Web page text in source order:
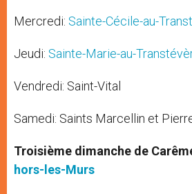
Mercredi: Sainte-Cécile-au-
Jeudi: Sainte-Marie-au-
Vendredi: Saint-Vital
Samedi: Saints Marcellin et
Troisième dimanche de
hors-les-Murs